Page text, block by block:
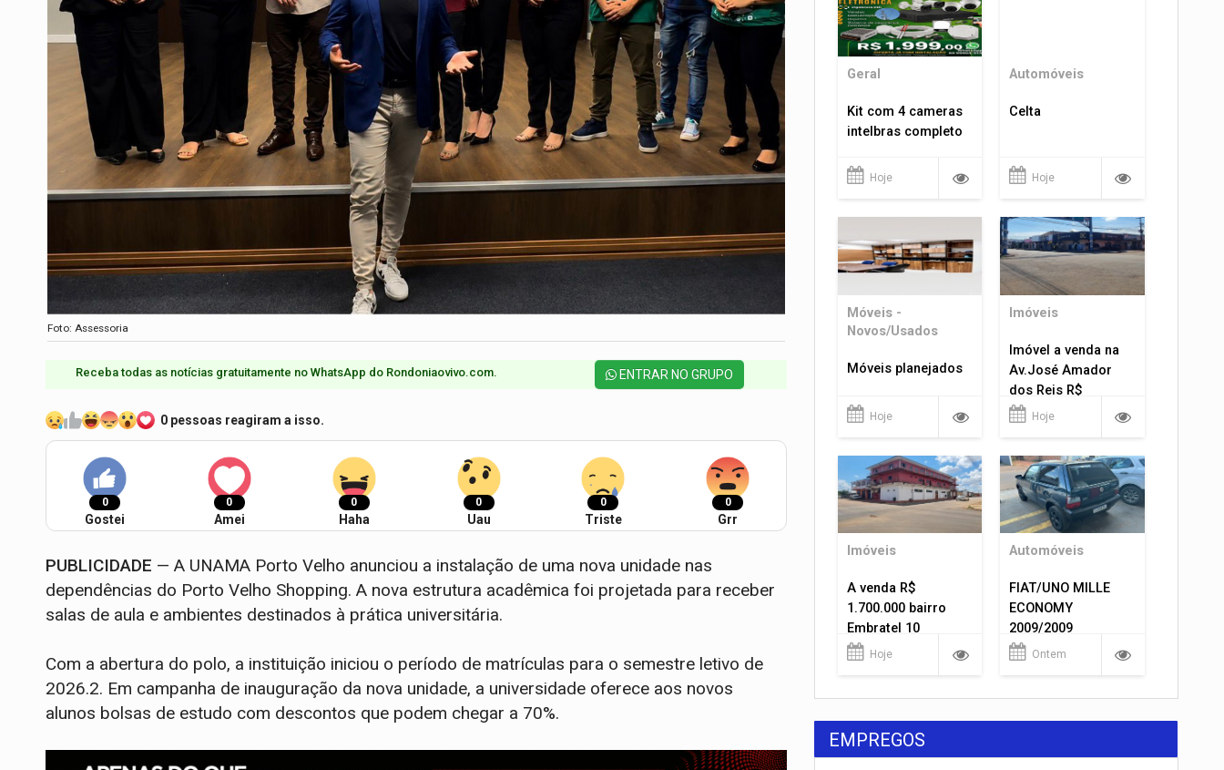
Foto: Assessoria
Receba todas as notícias gratuitamente no WhatsApp do Rondoniaovivo.com.​ ENTRAR NO GRUPO
0 pessoas reagiram a isso.
0
Gostei
0
Amei
0
Haha
0
Uau
0
Triste
0
Grr
PUBLICIDADE — A UNAMA Porto Velho anunciou a instalação de uma nova unidade nas
dependências do Porto Velho Shopping. A nova estrutura acadêmica foi projetada para receber
salas de aula e ambientes destinados à prática universitária.
Com a abertura do polo, a instituição iniciou o período de matrículas para o semestre letivo de
2026.2. Em campanha de inauguração da nova unidade, a universidade oferece aos novos
alunos bolsas de estudo com descontos que podem chegar a 70%.
Geral
Kit com 4 cameras
intelbras completo
Hoje
Automóveis
Celta
Hoje
Móveis -
Novos/Usados
Móveis planejados
Hoje
Imóveis
Imóvel a venda na
Av.José Amador
dos Reis R$
1.400.000
Hoje
Imóveis
A venda R$
1.700.000 bairro
Embratel 10
apartamentos!
Hoje
Automóveis
FIAT/UNO MILLE
ECONOMY
2009/2009
Ontem
EMPREGOS